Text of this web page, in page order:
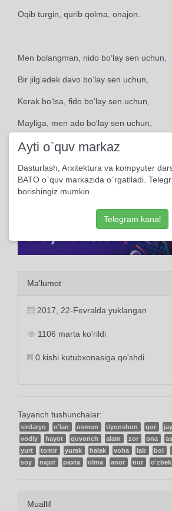
Oqib turgin, qurib qolma, onajon.
Men bolangman, nido bo‘lay sen uchun,
Bir jilg‘adek davo bo‘lay sen uchun,
Kerak bo‘lsa, fido bo‘lay sen uchun,
Mayliga, men ado bo‘lay sen uchun,
Oqib turgin, qurib qolma, onajon.
Ma'lumot
2017, 22-Fevralda yuklangan
1106 marta ko'rildi
0 kishi kutubxonasiga qo'shdi
Tayanch tushunchalar:
sirdaryo o'lan osmon tiyonshon qor
vodiy
hayot quvonch alam zor ona
yurt
tomir yurak halak voha lab bol
soy
najot paxta olma anor nur o'zbek
Muallif
Ayti o`quv markaz
Dasturlash, Arxitektura va kompyuter
BATO o`quv markazida o`rgatiladi.
borishingiz mumkin
Telegram kanal